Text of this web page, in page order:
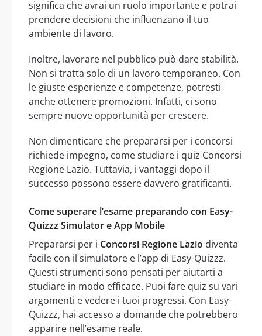
significa che avrai un ruolo importante e potrai
prendere decisioni che influenzano il tuo
ambiente di lavoro.
Inoltre, lavorare nel pubblico può dare stabilità.
Non si tratta solo di un lavoro temporaneo. Con
le giuste esperienze e competenze, potresti
anche ottenere promozioni. Infatti, ci sono
sempre nuove opportunità per crescere.
Non dimenticare che prepararsi per i concorsi
richiede impegno, come studiare i quiz Concorsi
Regione Lazio. Tuttavia, i vantaggi dopo il
successo possono essere davvero gratificanti.
Come superare l’esame preparando con Easy-
Quizzz Simulator e App Mobile
Prepararsi per i Concorsi Regione Lazio diventa
facile con il simulatore e l’app di Easy-Quizzz.
Questi strumenti sono pensati per aiutarti a
studiare in modo efficace. Puoi fare quiz su vari
argomenti e vedere i tuoi progressi. Con Easy-
Quizzz, hai accesso a domande che potrebbero
apparire nell’esame reale.